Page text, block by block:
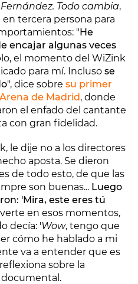
Todo cambia,
tercera persona para
"He
encajar algunas veces
el momento del WiZink
para mí. Incluso se
", dice sobre su primer
de Madrid, donde
el enfado del cantante
con gran fidelidad.
le dije no a los directores
aposta. Se dieron
de todo esto, de que las
son buenas... Luego
'Mira, este eres tú
en esos momentos,
decía: 'Wow, tengo que
cómo he hablado a mi
va a entender que es
sobre la
documental.